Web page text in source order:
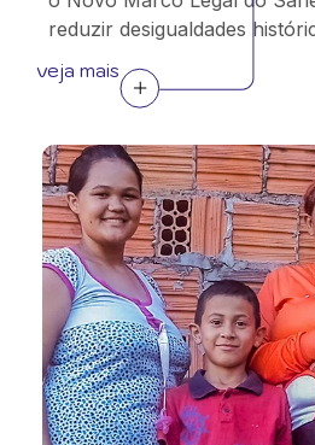
reduzir desigualdades
veja mais